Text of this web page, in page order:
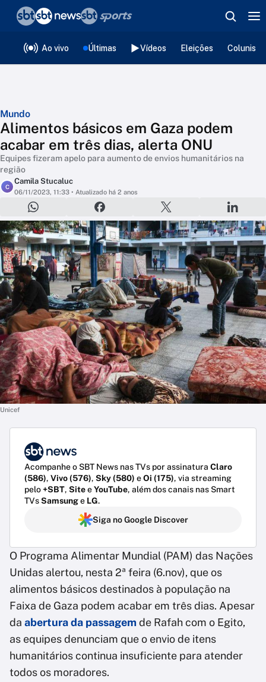
Ao vivo Últimas Vídeos Eleições
Mundo
Alimentos básicos em Gaza podem
acabar em três dias, alerta ONU
Equipes fizeram apelo para aumento de envios humanitários na
região
C
Camila Stucaluc
06/11/2023, 11:33 • Atualizado há 2 anos
Unicef
Acompanhe o SBT News nas TVs por assinatura Claro
(586), Vivo (576), Sky (580) eOi (175), via streaming
pelo+SBT, SiteeYouTube, além dos canais nas Smart
TVsSamsunge LG.
Siga no Google Discover
O Programa Alimentar Mundial (PAM) das Nações
Unidas alertou, nesta 2ª feira (6.nov), que os
alimentos básicos destinados à população na
Faixa de Gaza podem acabar em três dias. Apesar
da abertura da passagemde Rafah com o Egito,
as equipes denunciam que o envio de itens
humanitários continua insuficiente para atender
todos os moradores.
❮voltar
Editorias